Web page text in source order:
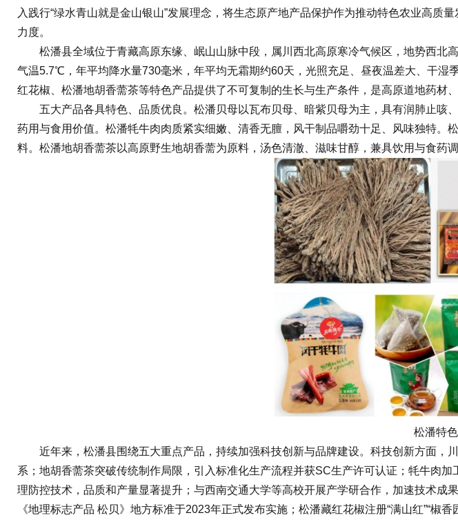
入践行“绿水青山就是金山银山”发展理念，将生态原产地产品保护作为推动特色农业高
力度。
松潘县全域位于青藏高原东缘、岷山山脉中段，属川西北高原寒冷气候区，地势西北
气温5.7℃，年平均降水量730毫米，年平均无霜期约60天，光照充足、昼夜温差大、干
红花椒、松潘地胡香薷茶等特色产品提供了不可复制的生长与生产条件，是高原道地药材
五大产品各具特色、品质优良。松潘贝母以瓦布贝母、暗紫贝母为主，具有润肺止咳
药用与食用价值。松潘牦牛肉肉质紧实细嫩、清香无膻，风干制品嚼劲十足、风味独特
料。松潘地胡香薷茶以高原野生地胡香薷为原料，汤色清澈、滋味甘醇，兼具饮用与食药调
松潘特
近年来，松潘县围绕五大重点产品，持续加强科技创新与品牌建设。科技创新方面，
系；地胡香薷茶突破传统制作局限，引入标准化生产流程并获SC生产许可认证；牦牛肉
理防控技术，品质和产量显著提升；与西南交通大学等高校开展产学研合作，加速技术成
《地理标志产品 松贝》地方标准于2023年正式发布实施；松潘藏红花椒注册“满山红”“